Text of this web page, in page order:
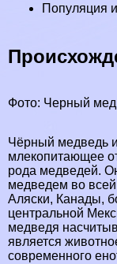
Популяция
Фото: Черный
Чёрный медведь
млекопитающее
рода медведей.
медведем во
Аляски, Канады,
центральной
медведя
является
современного